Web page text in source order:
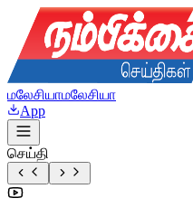
மலேசியாமலேசியா
App
செய்தி